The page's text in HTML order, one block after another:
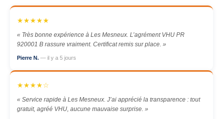
★★★★★
« Très bonne expérience à Les Mesneux. L’agrément VHU PR
920001 B rassure vraiment. Certificat remis sur place. »
Pierre N. — il y a 5 jours
★★★★☆
« Service rapide à Les Mesneux. J’ai apprécié la transparence : tout
gratuit, agréé VHU, aucune mauvaise surprise. »